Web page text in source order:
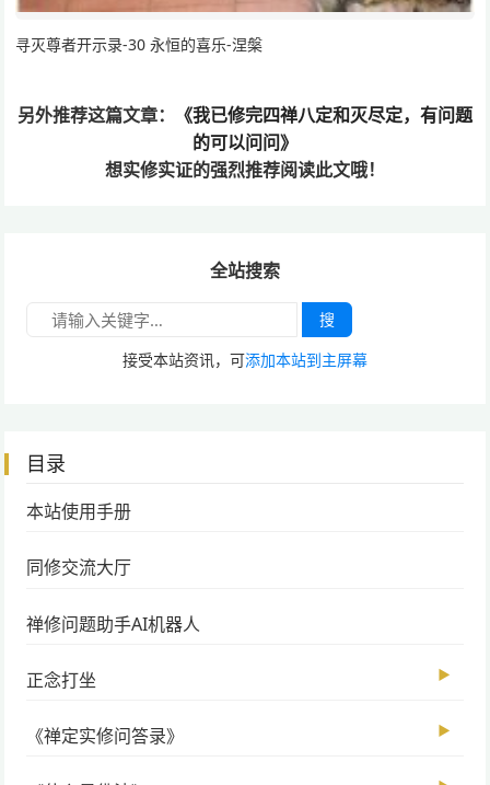
寻灭尊者开示录-30 永恒的喜乐-涅槃
另外推荐这篇文章：
《我已修完四禅八定和灭尽定，有问题
的可以问问》
想实修实证的强烈推荐阅读此文哦！
全站搜索
搜
接受本站资讯，可添加本站到主屏幕
目录
本站使用手册
同修交流大厅
禅修问题助手AI机器人
正念打坐 ▶
《禅定实修问答录》 ▶